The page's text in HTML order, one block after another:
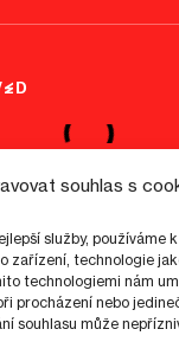
souhlas s
služby, používáme
zařízení, technologie
technologiemi nám
procházení nebo
souhlasu může
Cookies info GDPR